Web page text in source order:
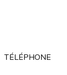
TÉLÉPHONE